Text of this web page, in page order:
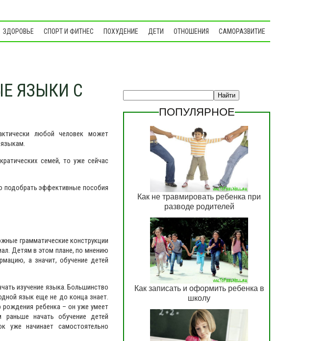
ЗДОРОВЬЕ СПОРТ И ФИТНЕС ПОХУДЕНИЕ ДЕТИ ОТНОШЕНИЯ САМОРАЗВИТИЕ
ЯЗЫКИ С
любой человек может
семей, то уже сейчас
подобрать эффективные пособия
грамматические конструкции
Детям в этом плане, по мнению
а значит, обучение детей
изучение языка. Большинство
язык еще не до конца знает.
рождения ребенка – он уже умеет
раньше начать обучение детей
начинает самостоятельно
ПОПУЛЯРНОЕ
Как не травмировать ребенка при
разводе родителей
Как записать и оформить ребенка в
школу